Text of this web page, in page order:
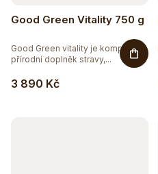
Good Green Vitality 750 g
3 890 Kč
Good Green vitality je komplexní
přírodní doplněk stravy,...